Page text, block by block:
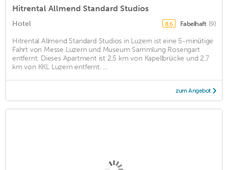
Hitrental Allmend Standard Studios
Hotel 8,6 Fabelhaft (9)
Hitrental Allmend Standard Studios in Luzern ist eine 5-minütige
Fahrt von Messe Luzern und Museum Sammlung Rosengart
entfernt. Dieses Apartment ist 2,5 km von Kapellbrücke und 2,7
km von KKL Luzern entfernt. ...
zum Angebot